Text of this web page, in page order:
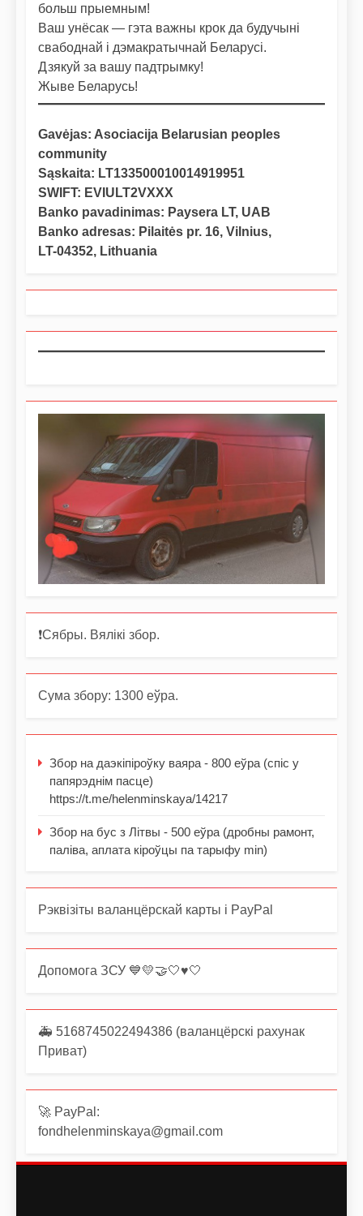
больш прыемным!
Ваш унёсак — гэта важны крок да будучыні
свабоднай і дэмакратычнай Беларусі.
Дзякуй за вашу падтрымку!
Жыве Беларусь!
Gavėjas: Asociacija Belarusian peoples
community
Sąskaita: LT133500010014919951
SWIFT: EVIULT2VXXX
Banko pavadinimas: Paysera LT, UAB
Banko adresas: Pilaitės pr. 16, Vilnius,
LT-04352, Lithuania
❗️Сябры. Вялікі збор.
Сума збору: 1300 еўра.
Збор на даэкіпіроўку ваяра - 800 еўра (спіс у
папярэднім пасце)
https://t.me/helenminskaya/14217
Збор на бус з Літвы - 500 еўра (дробны рамонт,
паліва, аплата кіроўцы па тарыфу min)
Рэквізіты валанцёрскай карты і PayPal
Допомога ЗСУ 💙💛🤝🤍♥️🤍
🚑 5168745022494386 (валанцёрскі рахунак
Приват)
🚀 PayPal:
fondhelenminskaya@gmail.com